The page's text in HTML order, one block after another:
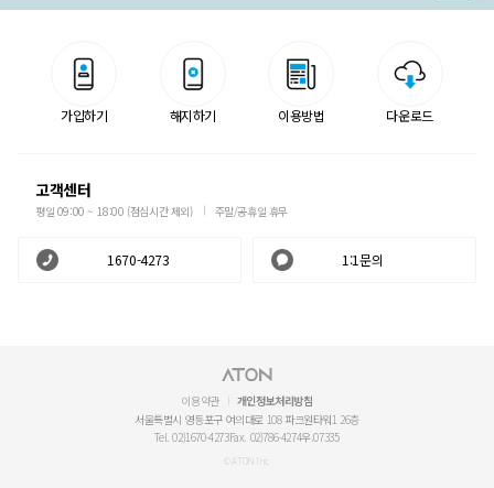
가입하기 해지하기 이용방법 다운로드
고객센터
평일 09:00 ~ 18:00 (점심시간 제외) 주말/공휴일 휴무
1670-4273 1:1문의
이용약관
개인정보처리방침
서울특별시 영등포구 여의대로 108 파크원타워1 26층
Tel. 02)1670-4273Fax. 02)786-4274우.07335
© ATON Inc.